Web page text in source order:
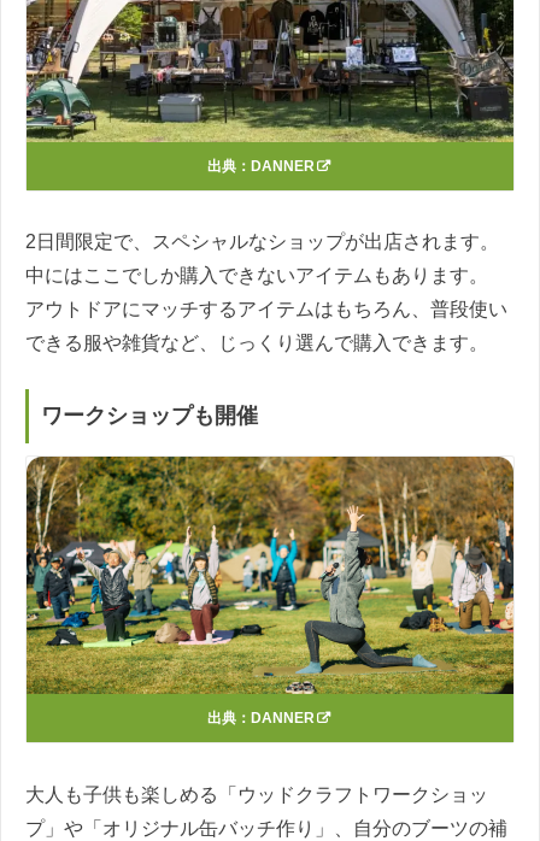
出典： DANNER
2日間限定で、スペシャルなショップが出店されます。
中にはここでしか購入できないアイテムもあります。
アウトドアにマッチするアイテムはもちろん、普段使い
できる服や雑貨など、じっくり選んで購入できます。
ワークショップも開催
出典： DANNER
大人も子供も楽しめる「ウッドクラフトワークショッ
プ」や「オリジナル缶バッチ作り」、自分のブーツの補